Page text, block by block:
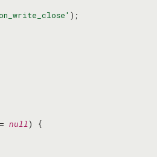
= null